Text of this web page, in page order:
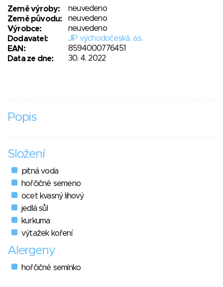
Země výroby:
neuvedeno
Země původu:
neuvedeno
Výrobce:
neuvedeno
Dodavatel:
JIP východočeská, a.s.
EAN:
8594000776451
Data ze dne:
30. 4. 2022
Popis
Složení
pitná voda
hořčičné semeno
ocet kvasný lihový
jedlá sůl
kurkuma
výtažek koření
Alergeny
hořčičné semínko